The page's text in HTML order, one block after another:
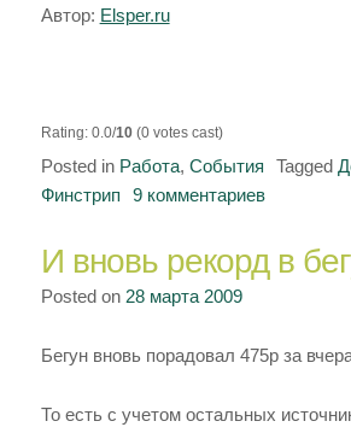
Автор: Elsper.ru
Rating: 0.0/10(0 votes cast)
Posted in Работа, События Tagged
Финстрип
9 комментариевк
Итог
марта.
И вновь рекорд в
Posted on 28 марта 2009
Бегун вновь порадовал 475р за
То есть с учетом остальных